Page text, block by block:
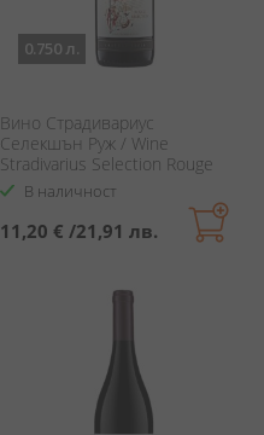
0.750 л.
Вино Страдивариус
Селекшън Руж / Wine
Stradivarius Selection Rouge
В наличност
11,20 € /21,91 лв.